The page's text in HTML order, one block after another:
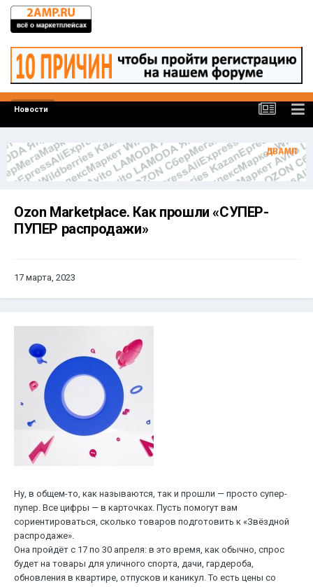
Новости
Ozon Marketplace. Как прошли «СУПЕР-
ПУПЕР распродажи»
17 марта, 2023
Ну, в общем-то, как называются, так и прошли — просто супер-
пупер. Все цифры — в карточках. Пусть помогут вам
сориентироваться, сколько товаров подготовить к «Звёздной
распродаже».
Она пройдёт с 17 по 30 апреля: в это время, как обычно, спрос
будет на товары для уличного спорта, дачи, гардероба,
обновления в квартире, отпусков и каникул. То есть цены со